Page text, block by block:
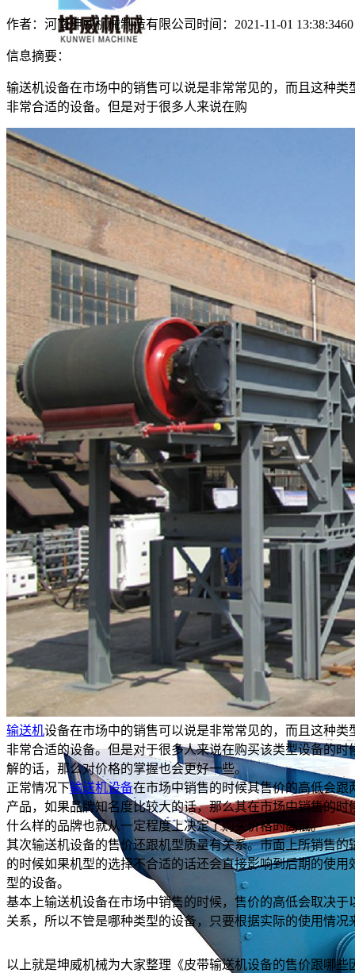
管式螺旋输送机
作者：河南坤威机械制造有限公司 时间：2021-11-01 13:38:34
信息摘要：
输送机设备在市场中的销售可以说是非常常见的，而且这种
非常合适的设备。但是对于很多人来说在购
输送机设备在市场中的销售可以说是非常常见的，而且这种
非常合适的设备。但是对于很多人来说在购买该类型设备的
解的话，那么对价格的掌握也会更好一些。
正常情况下输送机设备在市场中销售的时候其售价的高低会
产品，如果品牌知名度比较大的话，那么其在市场中销售的
什么样的品牌也就从一定程度上决定了购买价格的高低。
其次输送机设备的售价还跟机型质量有关系。市面上所销售
的时候如果机型的选择不合适的话还会直接影响到后期的使
型的设备。
基本上输送机设备在市场中销售的时候，售价的高低会取决
关系，所以不管是哪种类型的设备，只要根据实际的使用情况
以上就是坤威机械为大家整理《皮带输送机设备的售价跟哪